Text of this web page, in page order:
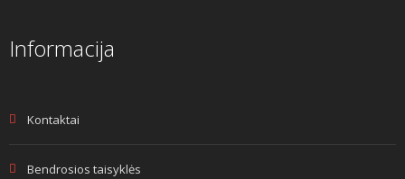
Informacija
Kontaktai
Bendrosios taisyklės